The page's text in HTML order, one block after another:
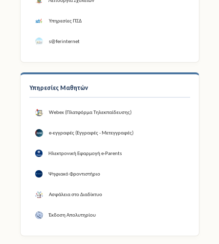
Υπηρεσίες ΠΣΔ
s@ferinternet
Υπηρεσίες Μαθητών
Webex (Πλατφόρμα Τηλεκπαίδευσης)
e-εγγραφές (Εγγραφές - Μετεγγραφές)
Ηλεκτρονική Εφαρμογή e-Parents
Ψηφιακό Φροντιστήριο
Ασφάλεια στο Διαδίκτυο
Έκδοση Απολυτηρίου